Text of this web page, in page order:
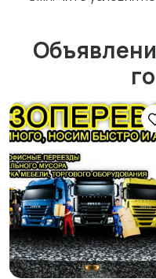
Изготовление на
Уход за животными